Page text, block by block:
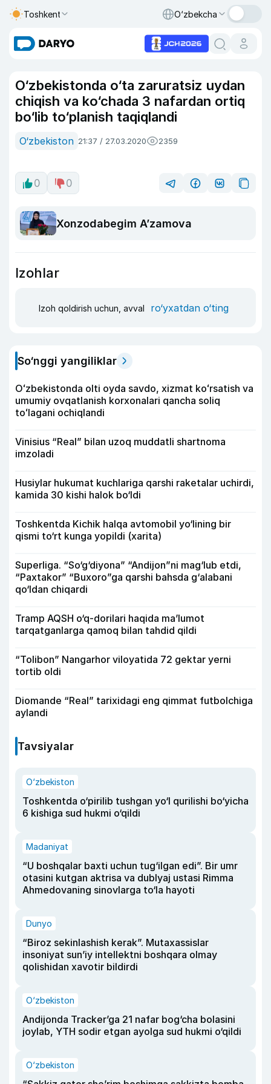
Toshkent O‘zbekcha
O‘zbekistonda o‘ta zaruratsiz uydan
chiqish va ko‘chada 3 nafardan ortiq
bo‘lib to‘planish taqiqlandi
O‘zbekiston 21:37 / 27.03.2020 2359
0 0
Xonzodabegim A’zamova
Izohlar
Izoh qoldirish uchun, avval ro‘yxatdan o‘ting
So‘nggi yangiliklar
Oʻzbekistonda olti oyda savdo, xizmat koʻrsatish va
umumiy ovqatlanish korxonalari qancha soliq
toʻlagani ochiqlandi
Vinisius “Real” bilan uzoq muddatli shartnoma
imzoladi
Husiylar hukumat kuchlariga qarshi raketalar uchirdi,
kamida 30 kishi halok bo‘ldi
Toshkentda Kichik halqa avtomobil yo‘lining bir
qismi to‘rt kunga yopildi (xarita)
Superliga. “So‘g‘diyona” “Andijon”ni mag‘lub etdi,
“Paxtakor” “Buxoro”ga qarshi bahsda g‘alabani
qo‘ldan chiqardi
Tramp AQSH o‘q-dorilari haqida ma’lumot
tarqatganlarga qamoq bilan tahdid qildi
“Tolibon” Nangarhor viloyatida 72 gektar yerni
tortib oldi
Diomande “Real” tarixidagi eng qimmat futbolchiga
aylandi
Tavsiyalar
O‘zbekiston
Toshkentda o‘pirilib tushgan yo‘l qurilishi bo‘yicha
6 kishiga sud hukmi o‘qildi
Madaniyat
“U boshqalar baxti uchun tug‘ilgan edi”. Bir umr
otasini kutgan aktrisa va dublyaj ustasi Rimma
Ahmedovaning sinovlarga to‘la hayoti
Dunyo
“Biroz sekinlashish kerak”. Mutaxassislar
insoniyat sun’iy intellektni boshqara olmay
qolishidan xavotir bildirdi
O‘zbekiston
Andijonda Tracker’ga 21 nafar bog‘cha bolasini
joylab, YTH sodir etgan ayolga sud hukmi o‘qildi
O‘zbekiston